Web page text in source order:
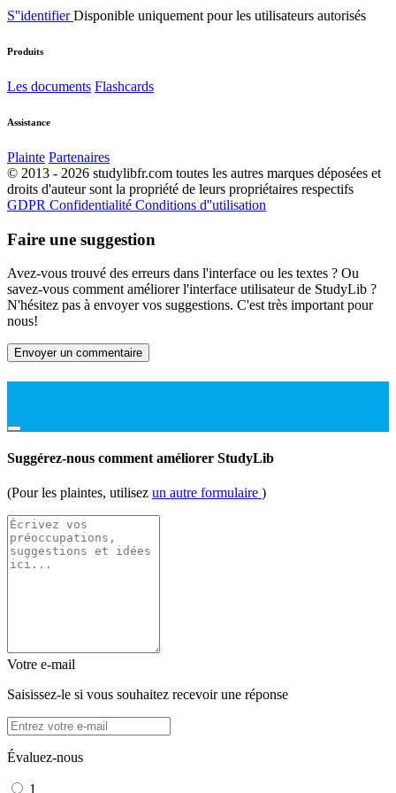
S''identifierDisponible uniquement pour les utilisateurs autorisés
Produits
Les documents Flashcards
Assistance
Plainte Partenaires
© 2013 - 2026 studylibfr.com toutes les autres marques déposées et
droits d'auteur sont la propriété de leurs propriétaires respectifs
GDPR Confidentialité Conditions d''utilisation
Faire une suggestion
Avez-vous trouvé des erreurs dans l'interface ou les textes ? Ou
savez-vous comment améliorer l'interface utilisateur de StudyLib ?
N'hésitez pas à envoyer vos suggestions. C'est très important pour
nous!
Envoyer un commentaire
Suggérez-nous comment améliorer StudyLib
(Pour les plaintes, utilisez un autre formulaire )
Votre e-mail
Saisissez-le si vous souhaitez recevoir une réponse
Évaluez-nous
1